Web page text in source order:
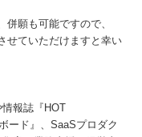
願も可能ですので、
せていただけますと幸い
報誌『HOT
ード』、SaaSプロダク